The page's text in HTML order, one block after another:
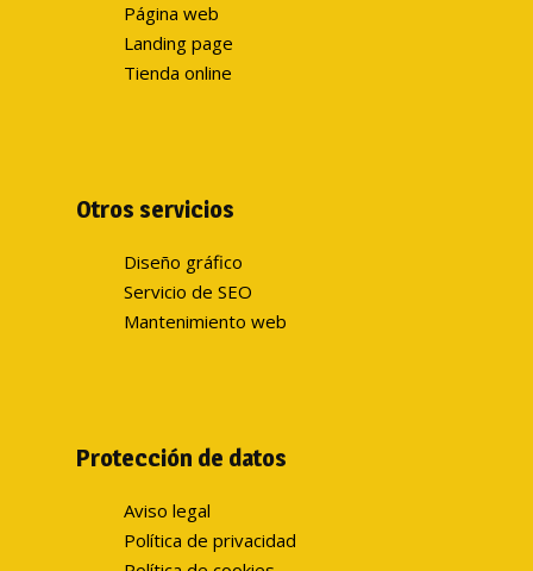
Página web
Landing page
Tienda online
Otros servicios
Diseño gráfico
Servicio de SEO
Mantenimiento web
Protección de datos
Aviso legal
Política de privacidad